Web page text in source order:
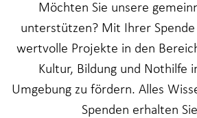
Möchten Sie unsere
unterstützen? Mit Ihrer Spende
wertvolle Projekte in den
Kultur, Bildung und Nothilfe
Umgebung zu fördern. Alles
Spenden erhalten